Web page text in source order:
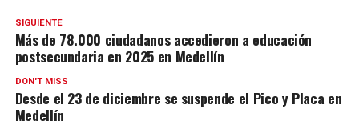
SIGUIENTE
Más de 78.000 ciudadanos accedieron a educación
postsecundaria en 2025 en Medellín
DON'T MISS
Desde el 23 de diciembre se suspende el Pico y Placa en
Medellín